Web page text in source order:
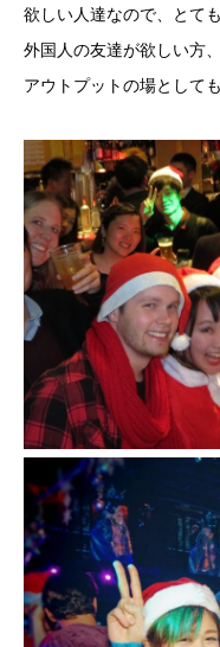
欲しい人達なので、とて
外国人の友達が欲しい方
アウトプットの場として